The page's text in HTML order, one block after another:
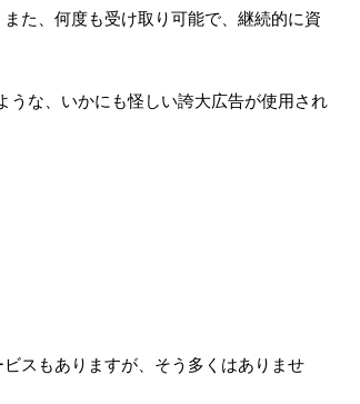
た、何度も受け取り可能で、継続的に資
うな、いかにも怪しい誇大広告が使用され
スもありますが、そう多くはありませ